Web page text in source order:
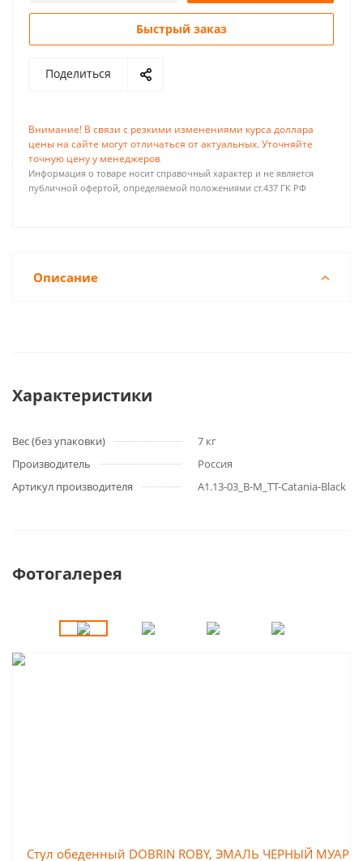
Быстрый заказ
Поделиться
Внимание! В связи с резкими изменениями курса доллара
цены на сайте могут отличаться от актуальных. Уточняйте
точную цену у менеджеров
Информация о товаре носит справочный характер и не является
публичной офертой, определяемой положениями ст.437 ГК РФ
Описание
Характеристики
Вес (без упаковки)
7 кг
Производитель
Россия
Артикул производителя
A1.13-03_B-M_TT-Catania-Black
Фотогалерея